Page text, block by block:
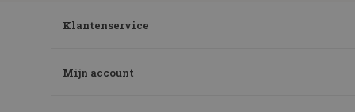
Klantenservice
Mijn account